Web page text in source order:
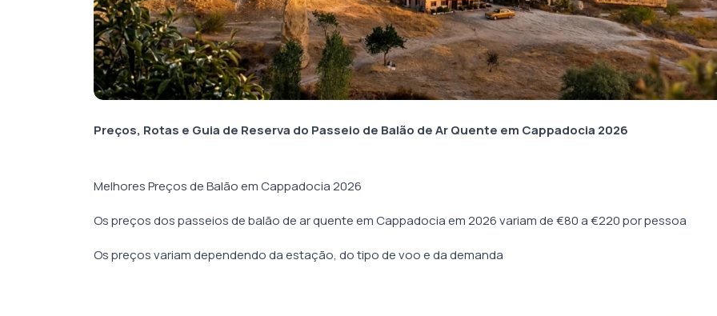
Preços, Rotas e Guia de Reserva do Passeio de Balão de Ar Quente em Cappadocia 2026
Melhores Preços de Balão em Cappadocia 2026
Os preços dos passeios de balão de ar quente em Cappadocia em 2026 variam de €80 a €220 por pessoa
Os preços variam dependendo da estação, do tipo de voo e da demanda